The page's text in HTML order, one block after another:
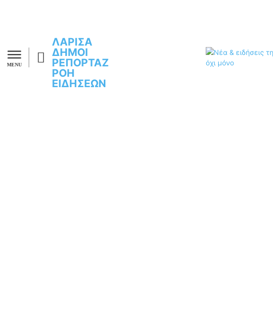
MENU
ΛΑΡΙΣΑ
ΔΗΜΟΙ
ΡΕΠΟΡΤΑΖ
ΡΟΗ
ΕΙΔΗΣΕΩΝ